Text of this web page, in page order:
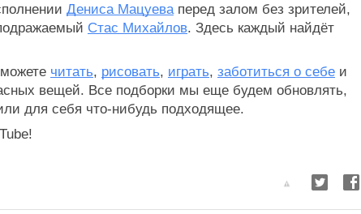
Дениса Мацуева перед залом без зрителей,
Стас Михайлов. Здесь каждый найдёт
читать, рисовать, играть, заботиться о себе и
вещей. Все подборки мы еще будем обновлять,
для себя что-нибудь подходящее.